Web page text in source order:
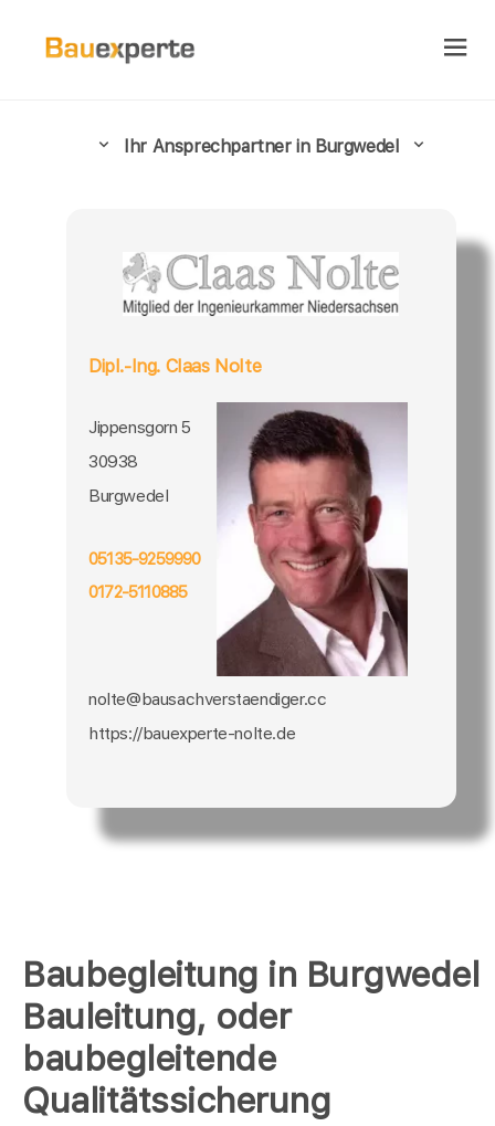
Baubegleitung in Burgwedel
Bauleitung, oder
baubegleitende
Qualitätssicherung
Ihr Ansprechpartner in Burgwedel
Dipl.-Ing. Claas Nolte
Jippensgorn 5
30938
Burgwedel
05135-9259990
0172-5110885
nolte@bausachverstaendiger.cc
https://bauexperte-nolte.de